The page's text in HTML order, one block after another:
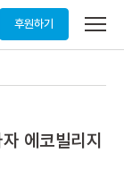
후원하기
메
열
자 에코빌리지